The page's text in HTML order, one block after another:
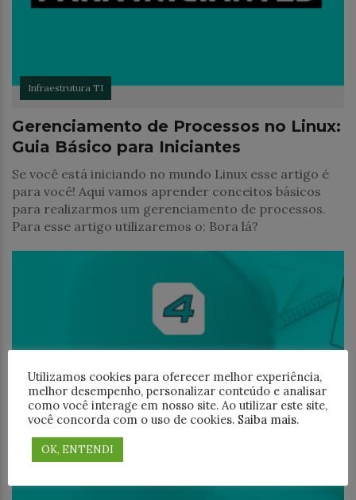
Infraestrutura TI
Gerenciamento de Processos no Linux:
Guia Básico para Iniciantes
Se você está iniciando no mundo Linux esse artigo é
para você! Aqui vamos aprender conceitos básicos
para realizarmos um gerenciamento de processos.
Para esse artigo utilizaremos o: Bora lá?
Utilizamos cookies para oferecer melhor experiência,
melhor desempenho, personalizar conteúdo e analisar
como você interage em nosso site. Ao utilizar este site,
você concorda com o uso de cookies. Saiba mais.
OK, ENTENDI